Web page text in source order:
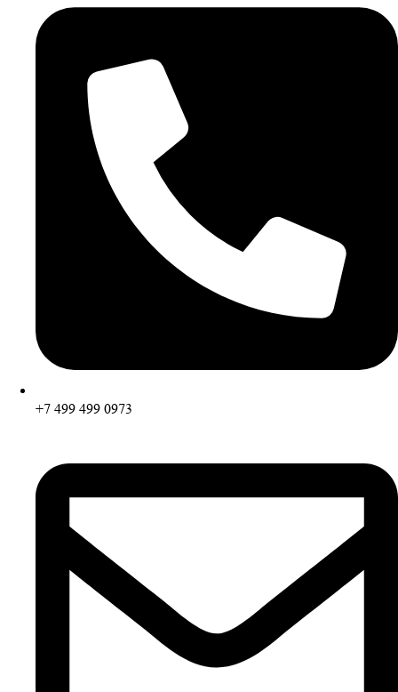
+7 499 499 0973